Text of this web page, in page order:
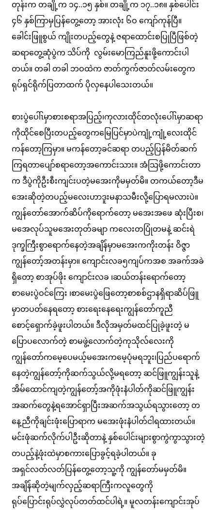
တုန်းက တချို့က ၁၄..၁၅ နှစ်။ တချို့က ၁၇..၁၈။ နှစ်ပေါင်း
၄၆ နှစ်ကြာမှပြန်တွေ့တော့ အားလုံး ၆ဝ ကျော်ကုန်ပြီ။
ခေါင်းဖြူစွယ် ကျိုးတပည့်တွေနဲ့ ဇရာထောင်းစပြုပြီဖြစ်တဲ့
ဆရာတွေ့ဆုံပွဲက သိပ်ကို လွမ်းမောကြည်နူးဖို့ကောင်းပါ
တယ်။ တခါ တခါ ဘဝထဲက ဇာတ်ကွက်ဇာတ်လမ်းတွေက
ရုပ်ရှင်ရိုက်ပြတာထက် ပိုလှနေပါသေးတယ်။
စားပွဲပေါ်ၤမှာစားစရာအပြည့်၊ကုလားထိုင်တလုံးပေါ်ၤမှာဆရာ
ကိုထိုင်စေပြီးတပည့်တွေကမြေပြင်မှာပဲကျုံ့ကျုံ့လေးထိုင်
ကန်တော့ကြမှာ။ မကန်တော့ခင်ဆရာ တပည့်ပြန်မိတ်ဆက်
ကြရတာပျော်စရာတော့အကောင်းသား။ အံသြဖို့ကောင်းတာ
က ဒီပွဲကိုဦးစီးကျင်းပတဲ့မအေးကိုမမှတ်မိ။ တကယ်တော့ဒီမ
အေးဆိုတဲ့တပည့်မလေးဟာဒူးမနာသမီးလို့ပြောရမလားပဲ။
ကျွန်တော်အောက်ဆိပ်ကိုရောက်တော့ မအေးအဖေ ဆုံးပြီးစ၊
မအေလုပ်သူမအေးတုတ်ခမျာ ကလေးတပြုံတမနဲ့ ဆင်းရဲ
ဒုက္ခကြီးစွာရောက်နေတဲ့အချိန်မှာမအေးကကိုးတန်း ဝိဇ္ဇာ
ကျွန်တော့်အတန်းမှာ။ ကျောင်းလခ၅ကျပ်ကအစ အခက်အခဲ
ရှိတော့ စာအုပ်ဖိုး ကျောင်းလခ ၊ဆယ်တန်းရောက်တော့
စာမေးပွဲဝင်ကြေး ၊စာမေးပွဲဖြေတော့စာစစ်ဌာနရှိရာဆိပ်ဖြူ
မှာတပတ်နေရတော့ စားရေးနေရေးကျွန်တော်ကူညီ
စောင့်ရှောက်ခဲ့ဖူးပါတယ်။ ဒီလိုအမှတ်မထင်ပြုခဲ့ဖူးတဲ့ မ
ပြောပလောက်တဲ့ စာမဖွဲ့လောက်တဲ့ကုသိုလ်လေးကို
ကျွန်တော်ကမေ့ပေမယ့်မအေးကမေ့ပုံမရဘူး၊ပြည်ပရောက်
နေတဲ့ကျွန်တော့်ကိုဆက်သွယ်လို့မရတော့ ဆင်ဖြူကျွန်းသူနဲ့
အိမ်ထောင်ကျတဲ့ကျွန်တော့်အကိုဖုံးနံပါတ်ကိုဆင်ဖြူကျွန်း
အဆက်တွေနဲ့ရအောင်ရှာပြီးအဆက်အသွယ်ရသွားတော့ တ
နေ့ညီကိုချင်းဖုံးပြောရာက မအေးဖုံးနံပါတ်ငါရထားတယ်။
မင်းဖုံဆက်လိုက်ပါဦးဆိုတာနဲ့ နှစ်ပေါင်းများစွာကွဲကွာသွားတဲ့
တပည့်နဲ့ဖုံးထဲမှာစကားပြောခွင့်ရခဲ့ပါတယ်။ ခု
အရှင်လတ်လတ်ပြန်တွေ့တော့သူ့ကို ကျွန်တော်မမှတ်မိ။
အချိန်ဆိုတဲ့မျက်လှည့်ဆရာကြီးကလူတွေကို
ရုပ်ပြောင်းရုပ်လွှဲလုပ်တတ်ထင်ပါရဲ့။ မူလတန်းကျောင်းအုပ်